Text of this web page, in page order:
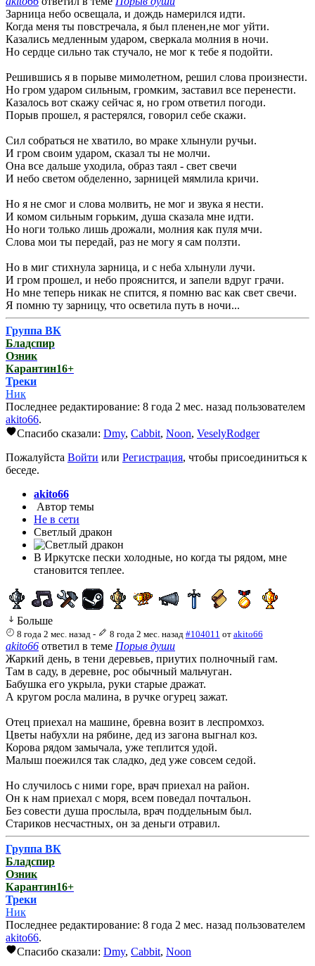
Зарница небо освещала, и дождь намерился идти.
Когда меня ты повстречала, я был пленен,не мог уйти.
Казались медленным ударом, сверкала молния в ночи.
Но сердце сильно так стучало, не мог к тебе я подойти.
Решившись я в порыве мимолетном, решил слова произнести.
Но гром ударом сильным, громким, заставил все перенести.
Казалось вот скажу сейчас я, но гром ответил погоди.
Порыв прошел, я растерялся, говорил себе скажи.
Сил собраться не хватило, во мраке хлынули ручьи.
И гром своим ударом, сказал ты не молчи.
Она все дальше уходила, образ таял - свет свечи
И небо светом обделенно, зарницей мямлила кричи.
Но я не смог и слова молвить, не мог и звука я нести.
И комом сильным горьким, душа сказала мне идти.
Но ноги только лишь дрожали, молния как пуля мчи.
Слова мои ты передай, раз не могу я сам ползти.
Но в миг стихнула зарница, и с неба хлынули лучи.
И гром прошел, и небо прояснится, и запели вдруг грачи.
Но мне теперь никак не спится, я помню вас как свет свечи.
Я помню ту зарницу, что осветила путь в ночи...
Группа ВК
Бладспир
Озник
Карантин16+
Треки
Ник
Последнее редактирование: 8 года 2 мес. назад пользователем
akito66.
Спасибо сказали: Dmy, Cabbit, Noon, VeselyRodger
Пожалуйста Войти или Регистрация, чтобы присоединиться к
беседе.
akito66
Автор темы
Не в сети
Светлый дракон
В Иркутске пески холодные, но когда ты рядом, мне
становится теплее.
Больше
8 года 2 мес. назад - 8 года 2 мес. назад #104011 от akito66
akito66 ответил в теме Порыв души
Жаркий день, в тени деревьев, приутих полночный гам.
Там в саду, в деревне, рос обычный мальчуган.
Бабушка его укрыла, руки старые дражат.
А кругом росла малина, в ручке огурец зажат.
Отец приехал на машине, бревна возит в леспромхоз.
Цветы набухли на рябине, дед из загона выгнал коз.
Корова рядом замычала, уже теплится удой.
Малыш поежился так сладко, дед уже совсем седой.
Но случилось с ними горе, врач приехал на район.
Он к нам приехал с моря, всем поведал почтальон.
Без совести душа прослыла, врач поддельным был.
Стариков несчастных, он за деньги отравил.
Группа ВК
Бладспир
Озник
Карантин16+
Треки
Ник
Последнее редактирование: 8 года 2 мес. назад пользователем
akito66.
Спасибо сказали: Dmy, Cabbit, Noon